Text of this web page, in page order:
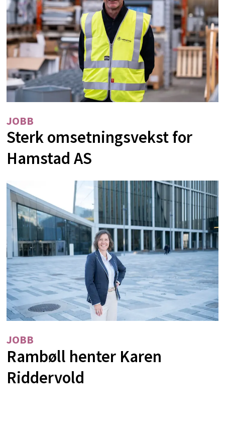
JOBB
Sterk omsetningsvekst for
Hamstad AS
JOBB
Rambøll henter Karen
Riddervold